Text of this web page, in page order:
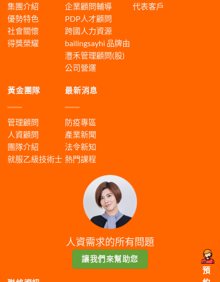
集團介紹
優勢特色
社會關懷
得獎榮耀
企業顧問輔導
PDP人才顧問
跨國人力資源
bailingsayhi 品牌由
灃禾管理顧問(股)
公司營運
代表客戶
黃金團隊
管理顧問
人資顧問
團隊介紹
就服乙級技術士
最新消息
防疫專區
產業新聞
法令新知
熱門課程
人資需求的所有問題
讓我們來幫助您
預